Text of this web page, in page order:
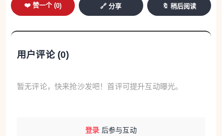
现在最重要的是，把上游库水位尽快降下来，另外要
❤️ 赞一个 (0) 🔗 分享 🔖 稍后阅读
用户评论 (0)
暂无评论，快来抢沙发吧！首评可提升互动曝光。
登录 后参与互动